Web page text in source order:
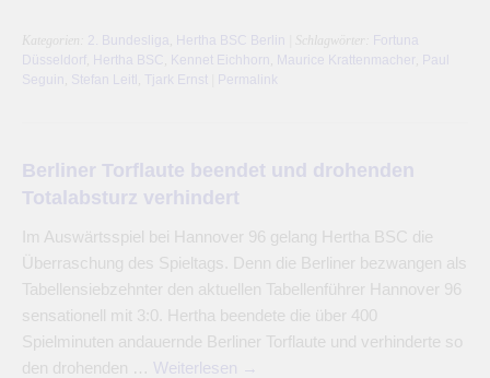
Kategorien: 2. Bundesliga Hertha BSC Berlin | Schlagwörter: Fortuna
Düsseldorf Hertha BSC Kennet Eichhorn Maurice Krattenmacher
Paul
Seguin
Stefan Leitl Tjark Ernst Permalink
Berliner Torflaute beendet und drohenden
Totalabsturz verhindert
Im Auswärtsspiel bei Hannover 96 gelang Hertha BSC die
Überraschung des Spieltags. Denn die Berliner bezwangen als
Tabellensiebzehnter den aktuellen Tabellenführer Hannover 96
sensationell mit 3:0. Hertha beendete die über 400
Spielminuten andauernde Berliner Torflaute und verhinderte so
den drohenden … Weiterlesen →